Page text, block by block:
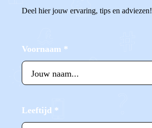
Deel hier jouw ervaring, tips en adviezen!
Voornaam *
Leeftijd *